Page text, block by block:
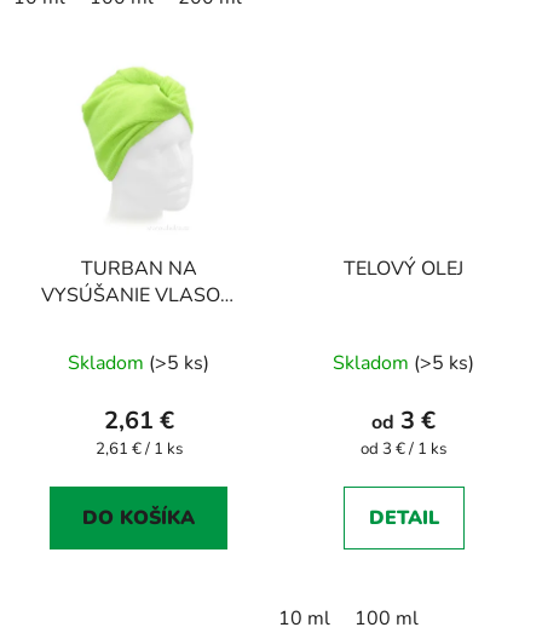
TURBAN NA
VYSÚŠANIE VLASOV,
Skladom (>5 ks)
2,61 €
Jednotková
2,61 € / 1 ks
DO KOŠÍKA
TELOVÝ OLEJ
Skladom (>5 ks)
od 3 €
Jednotková
od 3 € / 1 ks
DETAIL
10 ml 100 ml